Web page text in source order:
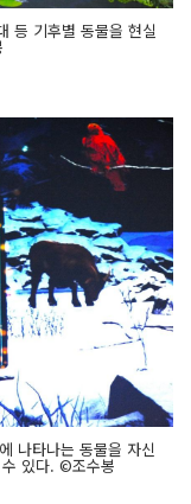
등 기후별 동물을 현실
나타나는 동물을 자신
있다. ©조수봉